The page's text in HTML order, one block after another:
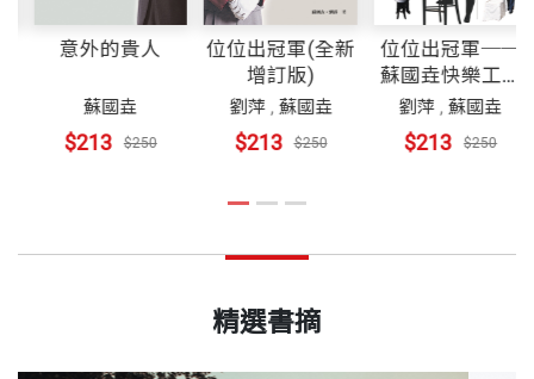
意外的貴人
蘇國垚
$213
位位出冠軍(全新
增訂版)
劉萍,蘇國垚
$213
位位出冠
蘇國垚快樂
哲學
劉萍,蘇國
$213
精選書摘